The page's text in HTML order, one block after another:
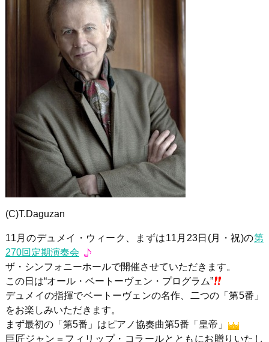
(C)T.Daguzan
11月のデュメイ・ウィーク、まずは11月23日(月・祝)の第
270回定期演奏会
ザ・シンフォニーホールで開催させていただきます。
この日は“オール・ベートーヴェン・プログラム”
デュメイの指揮でベートーヴェンの名作、二つの「第5番」
をお楽しみいただきます。
まず最初の「第5番」はピアノ協奏曲第5番「皇帝」
巨匠ジャン＝フィリップ・コラールとともにお贈りいたし